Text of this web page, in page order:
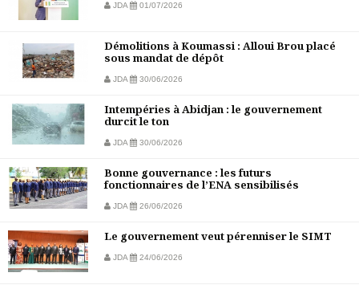
JDA 01/07/2026
Démolitions à Koumassi : Alloui Brou placé
sous mandat de dépôt
JDA 30/06/2026
Intempéries à Abidjan : le gouvernement
durcit le ton
JDA 30/06/2026
Bonne gouvernance : les futurs
fonctionnaires de l’ENA sensibilisés
JDA 26/06/2026
Le gouvernement veut pérenniser le SIMT
JDA 24/06/2026